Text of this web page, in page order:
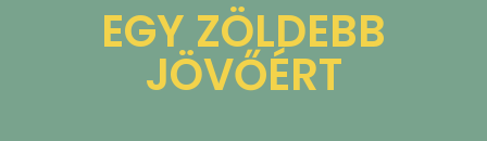
EGY ZÖLDEBB
JÖVŐÉRT